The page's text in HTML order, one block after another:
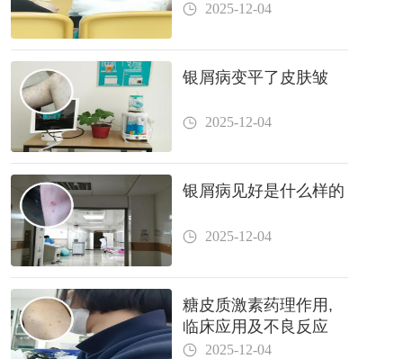
2025-12-04
银屑病变平了皮肤皱
2025-12-04
银屑病见好是什么样的
2025-12-04
糖皮质激素药理作用,
临床应用及不良反应
2025-12-04